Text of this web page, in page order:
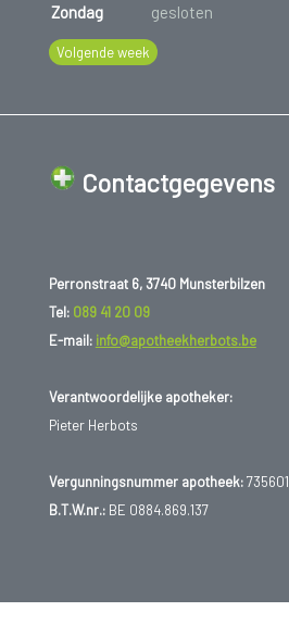
Zondag
gesloten
Volgende week
Contactgegevens
Perronstraat 6, 3740 Munsterbilzen
Tel: 089 41 20 09
E-mail: info@apotheekherbots.be
Verantwoordelijke apotheker:
Pieter Herbots
Vergunningsnummer apotheek:735601
B.T.W.nr.:BE 0884.869.137